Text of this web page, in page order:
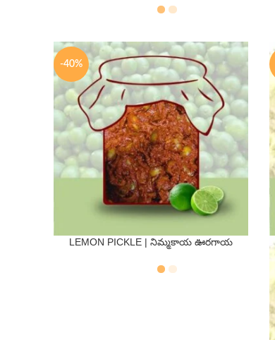
-40%
QTY
LEMON PICKLE | నిమ్మకాయ ఊరగాయ